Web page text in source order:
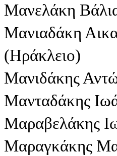
Μανελάκη
Μανιαδάκη
(Ηράκλειο)
Μανιδάκης
Μανταδάκης
Μαραβελάκης
Μαραγκάκης